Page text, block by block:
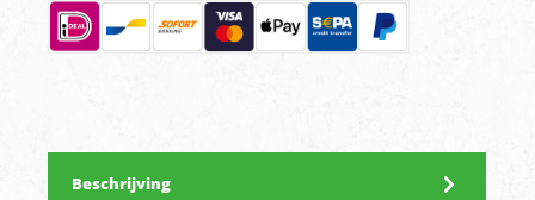
Beschrijving